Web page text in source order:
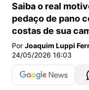
Saiba o real
pedaço de pano
costas de sua
Por Joaquim Luppi
24/05/2026 16:03